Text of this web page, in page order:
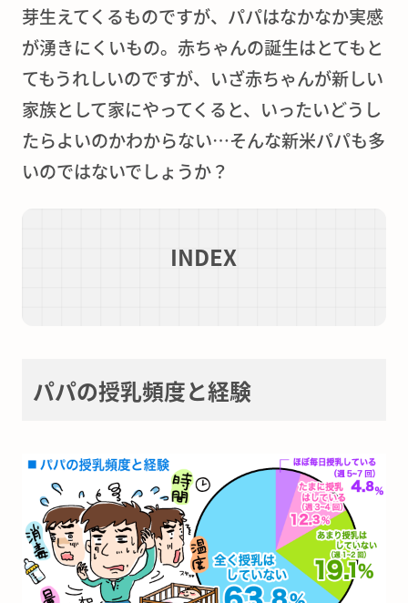
芽生えてくるものですが、パパはなかなか実感
が湧きにくいもの。赤ちゃんの誕生はとてもと
てもうれしいのですが、いざ赤ちゃんが新しい
家族として家にやってくると、いったいどうし
たらよいのかわからない…そんな新米パパも多
いのではないでしょうか？
INDEX
パパの授乳頻度と経験